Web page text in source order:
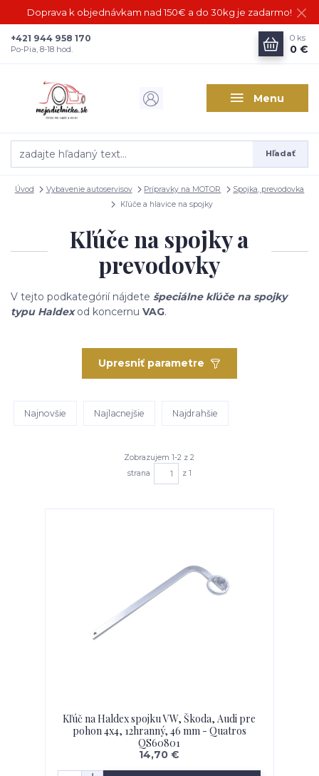
Doprava k objednávkam nad 150€ a do 30kg je zadarmo!
Menu
Hľadať
+421 944 958 170
Po-Pia, 8-18 hod.
0 ks
0 €
Úvod Vybavenie autoservisov Prípravky na MOTOR
Spojka, prevodovka
Kľúče a hlavice na spojky
Kľúče na spojky a
prevodovky
V tejto podkategórií nájdete špeciálne kľúče na spojky
typu Haldexod koncernu VAG.
Upresniť parametre
Najnovšie Najlacnejšie Najdrahšie
Zobrazujem 1-2 z 2
strana
z 1
Kľúč na Haldex spojku VW, Škoda, Audi pre
pohon 4x4, 12hranný, 46 mm - Quatros
QS60801
14,70 €